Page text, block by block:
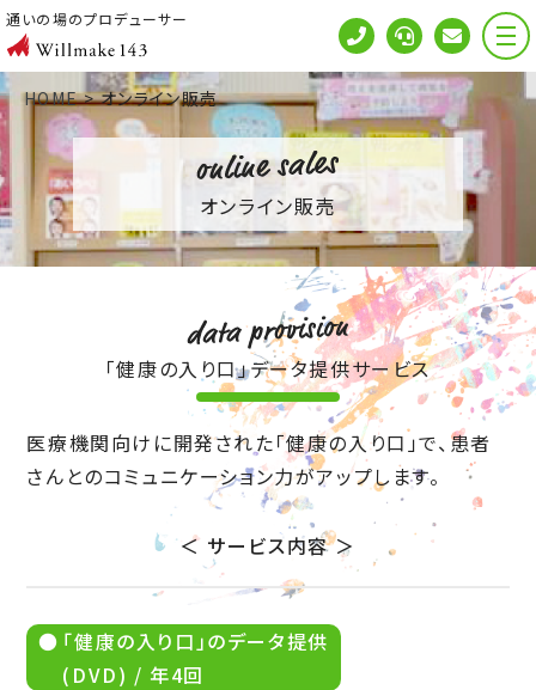
通いの場のプロデューサー
HOME>オンライン販売
オンライン販売
「健康の入り口」データ提供サービス
医療機関向けに開発された「健康の入り口」で、患者
さんとのコミュニケーション力がアップします。
＜ サービス内容 ＞
「健康の入り口」のデータ提供
(DVD) / 年4回